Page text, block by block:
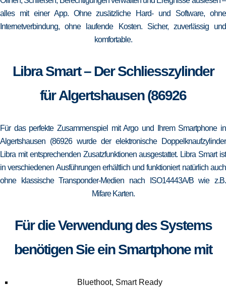
alles mit einer App. Ohne zusätzliche Hard- und Software, ohne
Internetverbindung, ohne laufende Kosten. Sicher, zuverlässig und
komfortable.
Libra Smart – Der Schliesszylinder
für Algertshausen (86926
Für das perfekte Zusammenspiel mit Argo und Ihrem Smartphone in
Algertshausen (86926 wurde der elektronische Doppelknaufzylinder
Libra mit entsprechenden Zusatzfunktionen ausgestattet. Libra Smart ist
in verschiedenen Ausführungen erhältlich und funktioniert natürlich auch
ohne klassische Transponder-Medien nach ISO14443A/B wie z.B.
Mifare Karten.
Für die Verwendung des Systems
benötigen Sie ein Smartphone mit
Bluethoot, Smart Ready